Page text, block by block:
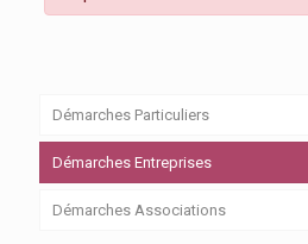
Démarches Particuliers
Démarches Entreprises
Démarches Associations